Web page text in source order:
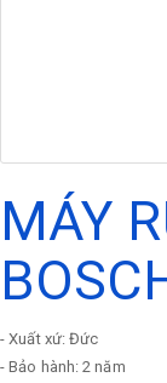
MÁY
- Xuất xứ: Đức
- Bảo hành: 2 năm